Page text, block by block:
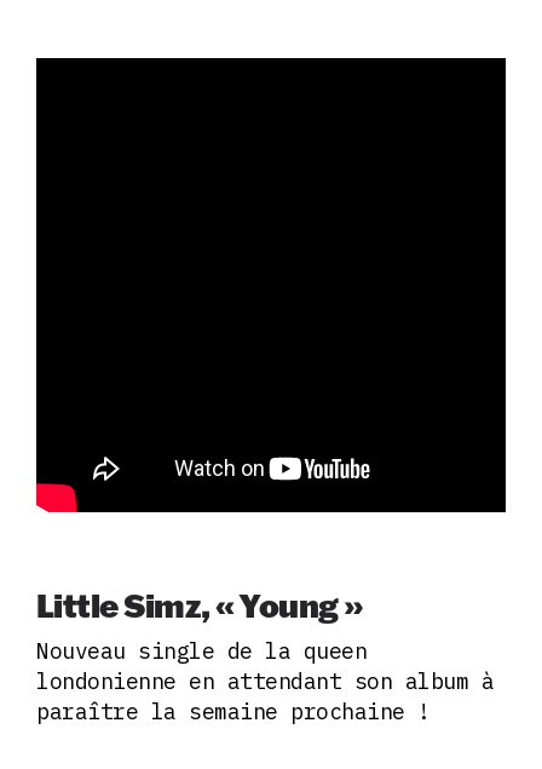
Little Simz, « Young »
Nouveau single de la queen
londonienne en attendant son album à
paraître la semaine prochaine !